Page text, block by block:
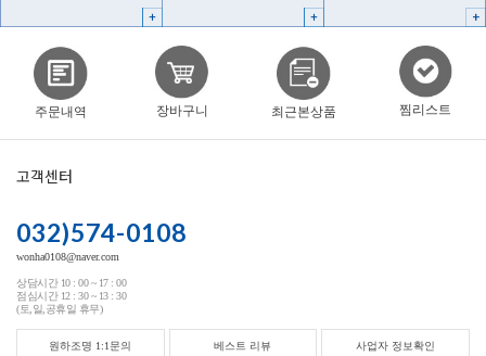
주문내역 장바구니 최근본상품 찜리스트
고객센터
032)574-0108
wonha0108@naver.com
상담시간 10 : 00 ~ 17 : 00
점심시간 12 : 30 ~ 13 : 30
(토,일,공휴일 휴무)
원하조명 1:1문의 베스트 리뷰 사업자 정보확인